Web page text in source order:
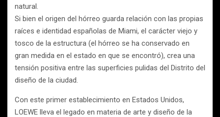
natural.
Si bien el origen del hórreo guarda relación con las propias
raíces e identidad españolas de Miami, el carácter viejo y
tosco de la estructura (el hórreo se ha conservado en
gran medida en el estado en que se encontró), crea una
tensión positiva entre las superficies pulidas del Distrito del
diseño de la ciudad.
Con este primer establecimiento en Estados Unidos,
LOEWE lleva el legado en materia de arte y diseño de la